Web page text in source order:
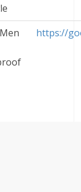
https://